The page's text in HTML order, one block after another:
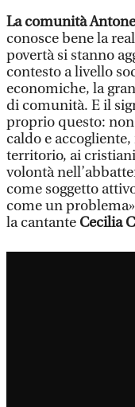
La comunità
conosce bene la
povertà si stanno
contesto a livello
economiche, la
di comunità. E il
proprio questo:
caldo e
territorio, ai
volontà
come soggetto
come un
la cantante Cecilia